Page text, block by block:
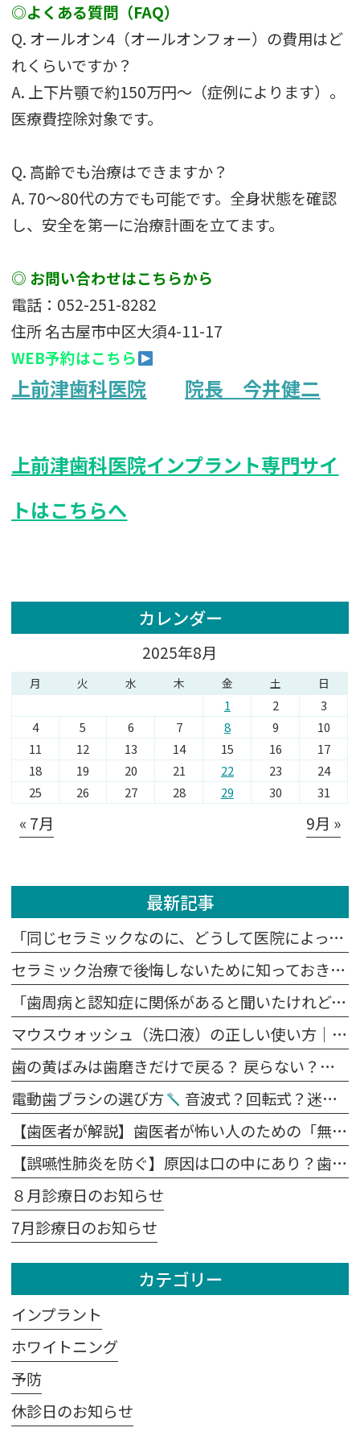
◎よくある質問（FAQ）
Q. オールオン4（オールオンフォー）の費用はど
れくらいですか？
A. 上下片顎で約150万円～（症例によります）。
医療費控除対象です。
Q. 高齢でも治療はできますか？
A. 70〜80代の方でも可能です。全身状態を確認
し、安全を第一に治療計画を立てます。
◎ お問い合わせはこちらから
電話：052-251-8282
住所 名古屋市中区大須4-11-17
WEB予約はこちら
上前津歯科医院 院長 今井健二
上前津歯科医院インプラント専門サイ
トはこちらへ
カレンダー
2025年8月
月 火 水 木 金 土 日
1 2
3
4
5 6 7 8 9
10
11
12 13 14 15 16
17
18
19 20 21 22 23
24
25
26 27 28 29 30 31
« 7月 9月 »
最新記事
「同じセラミックなのに、どうして医院によって値段が違うの？」
セラミック治療で後悔しないために知っておきたい5つの注意点
「歯周病と認知症に関係があると聞いたけれど、本当？」
マウスウォッシュ（洗口液）の正しい使い方｜歯磨きの前？後？効果を高めるポイント
歯の黄ばみは歯磨きだけで戻る？ 戻らない？原因別に解説します
電動歯ブラシの選び方
音波式？回転式？迷ったらこれを見てください。
【歯医者が解説】歯医者が怖い人のための「無痛治療」の裏側｜麻酔の痛みを抑える4つの工夫
【誤嚥性肺炎を防ぐ】原因は口の中にあり？歯科医が教える予防法
８月診療日のお知らせ
7月診療日のお知らせ
カテゴリー
インプラント
ホワイトニング
予防
休診日のお知らせ